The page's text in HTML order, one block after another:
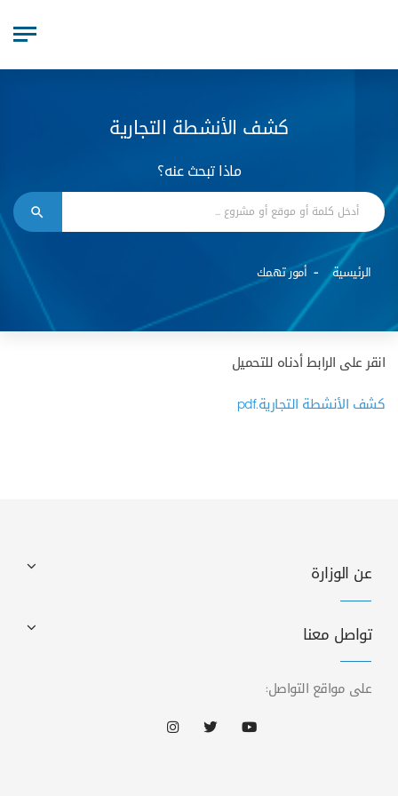
كشف الأنشطة التجارية
ماذا تبحث عنه؟
الرئيسية أمور تهمك
انقر على الرابط أدناه للتحميل
كشف الأنشطة التجارية.pdf
عن الوزارة
تواصل معنا
على مواقع التواصل: